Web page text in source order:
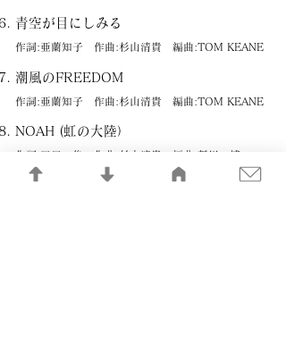
青空が目にしみる
作詞:亜蘭知子 作曲:杉山清貴 編曲:TOM KEANE
潮風のFREEDOM
作詞:亜蘭知子 作曲:杉山清貴 編曲:TOM KEANE
NOAH (虹の大陸）
作詞:田口 俊 作曲:杉山清貴 編曲:新川 博
NORTH SHORE SHUFFLE